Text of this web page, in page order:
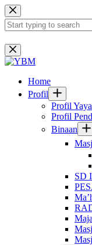
Skip
to
content
No
results
Home
Profil
Profil
Profil
Binaan
SD